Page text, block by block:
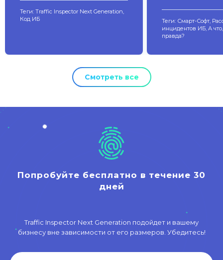
Теги: Traffic Inspector Next Generation,
Код ИБ
Теги: Смарт-Софт,
инцидентов ИБ, А
правда?
Смотреть все
Попробуйте бесплатно в течение 30
дней
Traffic Inspector Next Generation подойдет и вашему
бизнесу вне зависимости от его размеров. Убедитесь!